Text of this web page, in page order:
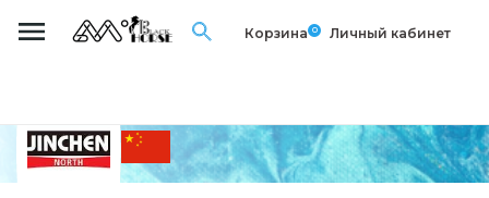
Корзина 0 Личный кабинет